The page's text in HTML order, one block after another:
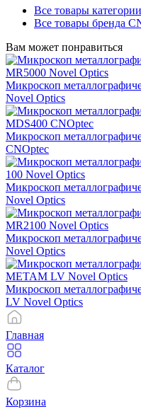
Все товары категории
Все товары бренда
Вам может понравиться
Микроскоп
Novel Optics
Микроскоп
CNOptec
Микроскоп
Novel Optics
Микроскоп
Novel Optics
Микроскоп
LV Novel Optics
Главная
Каталог
Корзина